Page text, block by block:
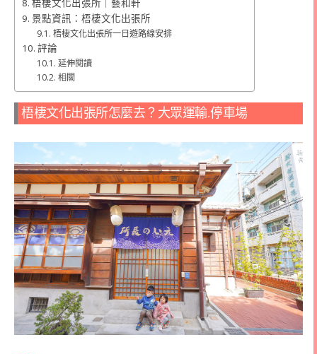
梧棲文化出張所｜藝和軒
景點資訊：梧棲文化出張所
梧棲文化出張所一日遊路線安排
評論
延伸閱讀
相關
梧棲文化出張所怎麼去？大眾運輸.停車場